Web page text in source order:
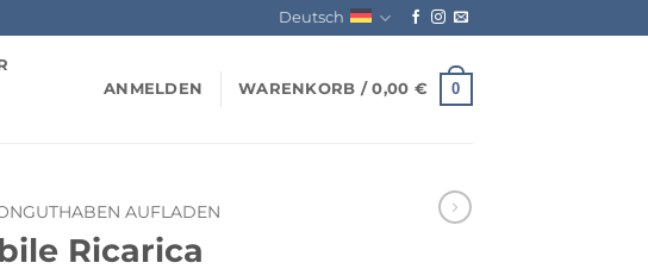
Deutsch
ANMELDEN WARENKORB /0,00 € 0
AUFLADEN
Ricarica